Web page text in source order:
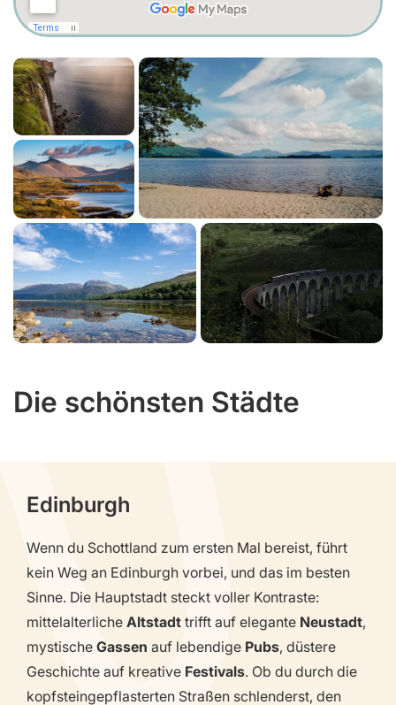
Die schönsten Städte
Edinburgh
Wenn du Schottland zum ersten Mal bereist, führt
kein Weg an Edinburgh vorbei, und das im besten
Sinne. Die Hauptstadt steckt voller Kontraste:
mittelalterliche Altstadt trifft auf elegante Neustadt,
mystische Gassen auf lebendige Pubs, düstere
Geschichte auf kreative Festivals. Ob du durch die
kopfsteingepflasterten Straßen schlenderst, den